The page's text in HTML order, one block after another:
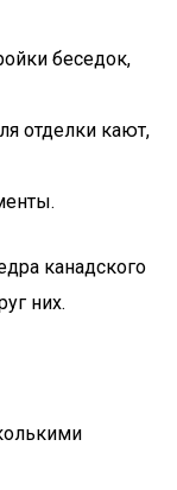
беседок,
отделки кают,
канадского
них.